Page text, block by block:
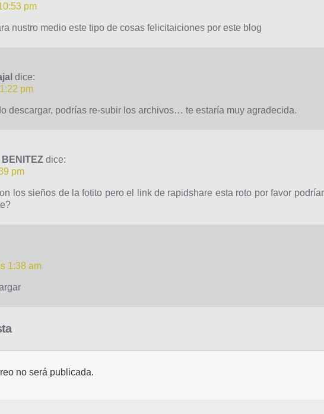
pm
nustro medio este tipo de cosas felicitaiciones por este blog
dice:
pm
descargar, podrías re-subir los archivos… te estaría muy agradecida.
dice:
pm
los sieños de la fotito pero el link de rapidshare esta roto por favor
1:38 am
no será publicada.